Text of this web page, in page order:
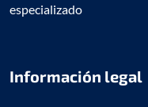
especializado
Información legal